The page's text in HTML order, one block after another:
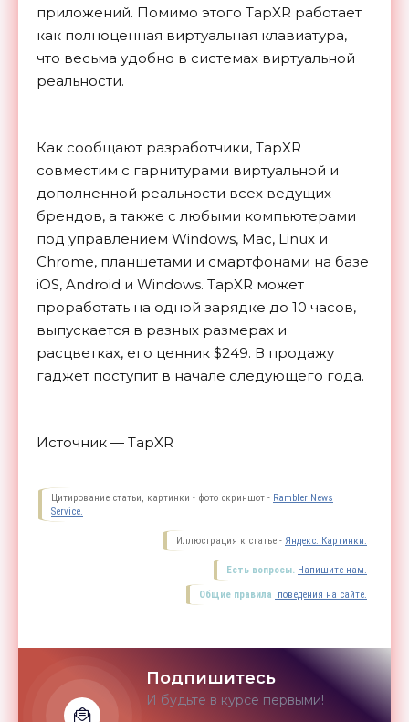
приложений. Помимо этого TapXR работает
как полноценная виртуальная клавиатура,
что весьма удобно в системах виртуальной
реальности.
Как сообщают разработчики, TapXR
совместим с гарнитурами виртуальной и
дополненной реальности всех ведущих
брендов, а также с любыми компьютерами
под управлением Windows, Mac, Linux и
Chrome, планшетами и смартфонами на базе
iOS, Android и Windows. TapXR может
проработать на одной зарядке до 10 часов,
выпускается в разных размерах и
расцветках, его ценник $249. В продажу
гаджет поступит в начале следующего года.
Источник — TapXR
Цитирование статьи, картинки - фото скриншот - Rambler News
Service.
Иллюстрация к статье - Яндекс. Картинки.
Есть вопросы. Напишите нам.
Общие правила поведения на сайте.
Подпишитесь
И будьте в курсе первыми!